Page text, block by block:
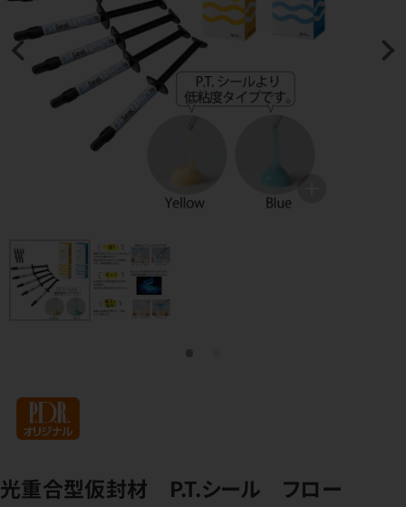
光重合型仮封材 P.T.シール フロー